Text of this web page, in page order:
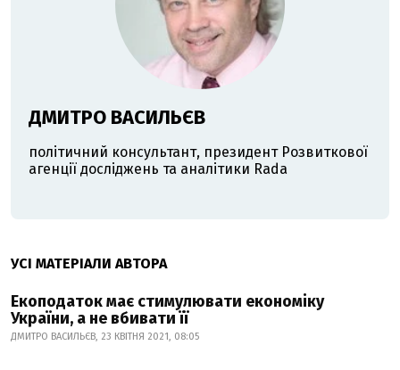
ДМИТРО ВАСИЛЬЄВ
політичний консультант, президент Розвиткової
агенції досліджень та аналітики Rada
УСІ МАТЕРІАЛИ АВТОРА
Екоподаток має стимулювати економіку
України, а не вбивати її
ДМИТРО ВАСИЛЬЄВ, 23 КВІТНЯ 2021, 08:05